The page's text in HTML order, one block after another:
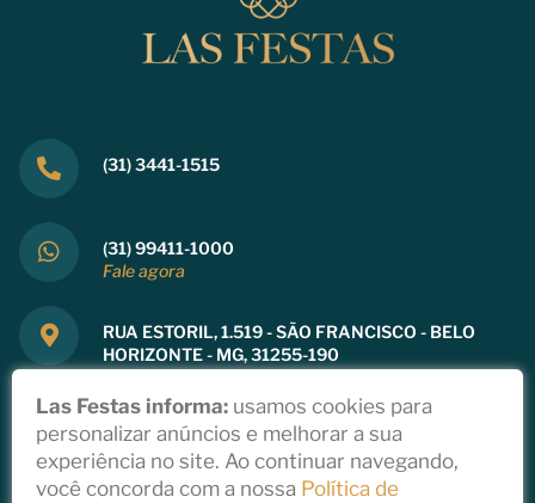
(31) 3441-1515
(31) 99411-1000
Fale agora
RUA ESTORIL, 1.519 - SÃO FRANCISCO - BELO
HORIZONTE - MG, 31255-190
Copyright 2021
Las Festas informa: usamos cookies para
personalizar anúncios e melhorar a sua
experiência no site. Ao continuar navegando,
você concorda com a nossa Política de